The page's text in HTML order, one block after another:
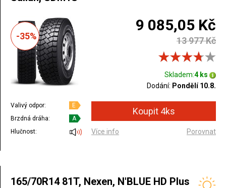
-35%
9 085,05 Kč
13 977 Kč
Skladem:4 ks
Dodání: Pondělí 10.8.
Valivý odpor:
E
Brzdná dráha:
A
Hlučnost:
Více info Porovnat
165/70R14 81T, Nexen, N'BLUE HD Plus